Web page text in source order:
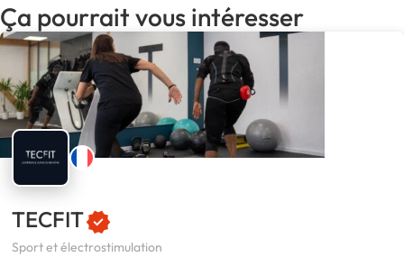
Ça pourrait vous intéresser
TECFIT
Sport et électrostimulation